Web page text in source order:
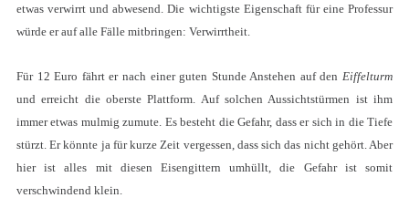
etwas verwirrt und abwesend. Die wichtigste Eigenschaft für eine Professur
würde er auf alle Fälle mitbringen: Verwirrtheit.
Für 12 Euro fährt er nach einer guten Stunde Anstehen auf den Eiffelturm
und erreicht die oberste Plattform. Auf solchen Aussichtstürmen ist ihm
immer etwas mulmig zumute. Es besteht die Gefahr, dass er sich in die Tiefe
stürzt. Er könnte ja für kurze Zeit vergessen, dass sich das nicht gehört. Aber
hier ist alles mit diesen Eisengittern umhüllt, die Gefahr ist somit
verschwindend klein.